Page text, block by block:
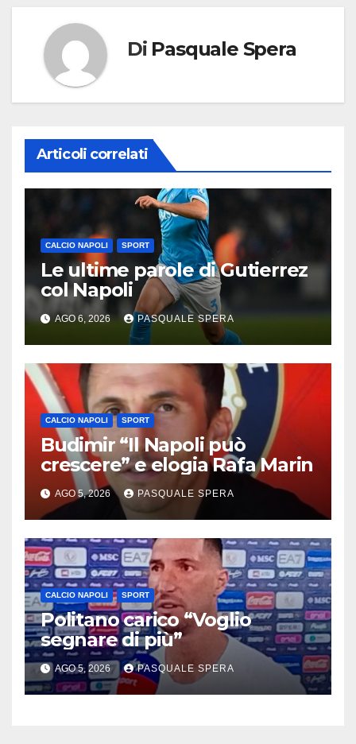
Di Pasquale Spera
Articoli correlati
CALCIO NAPOLI SPORT
Le ultime parole di Gutierrez
col Napoli
AGO 6, 2026 PASQUALE SPERA
CALCIO NAPOLI SPORT
Budimir “Il Napoli può
crescere” e elogia Rafa Marin
AGO 5, 2026 PASQUALE SPERA
CALCIO NAPOLI SPORT
Politano carico “Voglio
segnare di più”
AGO 5, 2026 PASQUALE SPERA